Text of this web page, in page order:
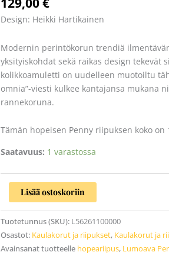
Design: Heikki Hartikainen
Modernin perintökorun trendiä
yksityiskohdat sekä raikas design tekevät
kolikkoamuletti on uudelleen muotoiltu
omnia”-viesti kulkee kantajansa mukana
rannekoruna.
Tämän hopeisen Penny riipuksen koko
Saatavuus: 1 varastossa
määrä
Lisää ostoskoriin
Tuotetunnus (SKU): L56261100000
Osastot: Kaulakorut ja riipukset, Kaulakorut ja
Avainsanat tuotteelle hopeariipus, Lumoava